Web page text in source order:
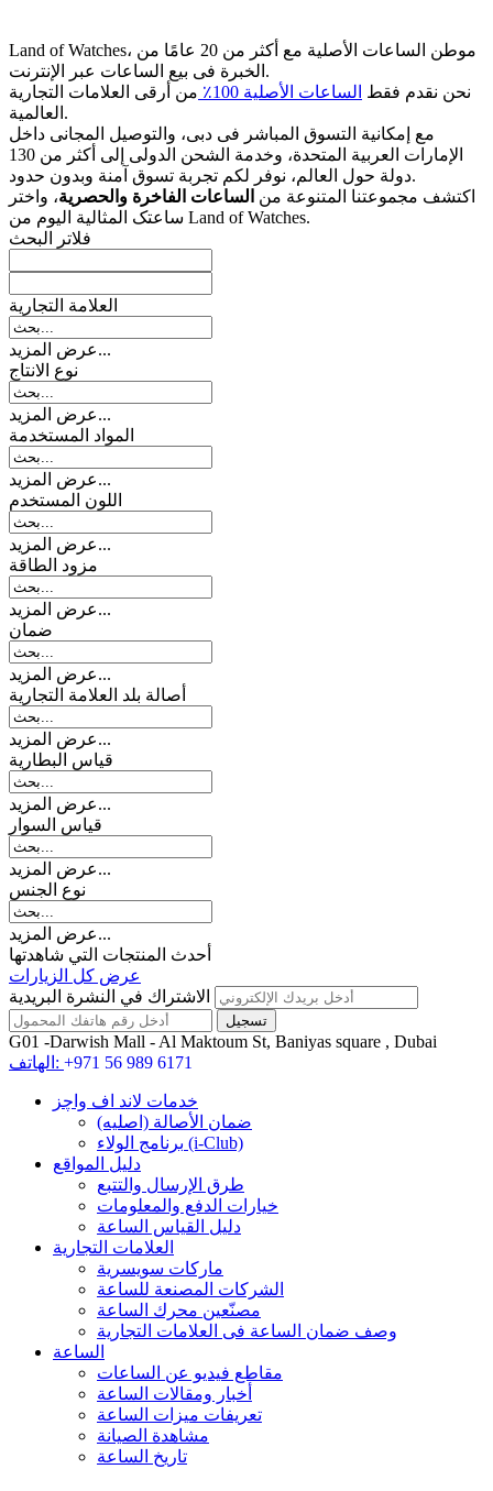
Land of Watches، موطن الساعات الأصلیة مع أکثر من 20 عامًا من
الخبرة فی بیع الساعات عبر الإنترنت.
نحن نقدم فقط الساعات الأصلیة 100٪
من أرقى العلامات التجاریة
العالمیة.
مع إمکانیة التسوق المباشر فی دبی، والتوصیل المجانی داخل
الإمارات العربیة المتحدة، وخدمة الشحن الدولی إلى أکثر من 130
دولة حول العالم، نوفر لکم تجربة تسوق آمنة وبدون حدود.
اکتشف مجموعتنا المتنوعة من الساعات الفاخرة والحصریة، واختر
ساعتک المثالیة الیوم من Land of Watches.
فلاتر البحث
العلامة التجارية
عرض المزيد...
نوع الانتاج
عرض المزيد...
المواد المستخدمة
عرض المزيد...
اللون المستخدم
عرض المزيد...
مزود الطاقة
عرض المزيد...
ضمان
عرض المزيد...
أصالة بلد العلامة التجارية
عرض المزيد...
قیاس البطارية
عرض المزيد...
قیاس السوار
عرض المزيد...
نوع الجنس
عرض المزيد...
أحدث المنتجات التي شاهدتها
عرض كل الزيارات
الاشتراك في النشرة البريدية
G01 -Darwish Mall - Al Maktoum St, Baniyas square , Dubai
الهاتف: +971 56 989 6171
خدمات لاند اف واچز
ضمان الأصالة (اصلیه)
برنامج الولاء (i-Club)
دليل المواقع
طرق الإرسال والتتبع
خيارات الدفع والمعلومات
دليل القياس الساعة
العلامات التجارية
ماركات سويسرية
الشركات المصنعة للساعة
مصنّعين محرك الساعة
وصف ضمان الساعة فی العلامات التجارية
الساعة
مقاطع فيديو عن الساعات
أخبار ومقالات الساعة
تعريفات ميزات الساعة
مشاهدة الصيانة
تاريخ الساعة